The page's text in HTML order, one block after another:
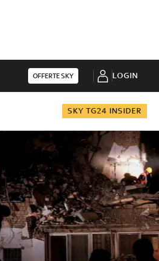
OFFERTE SKY LOGIN
SKY TG24 INSIDER